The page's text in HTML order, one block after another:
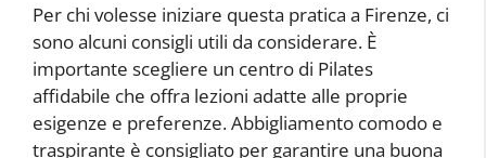
Per chi volesse iniziare questa pratica a Firenze, ci
sono alcuni consigli utili da considerare. È
importante scegliere un centro di Pilates
affidabile che offra lezioni adatte alle proprie
esigenze e preferenze. Abbigliamento comodo e
traspirante è consigliato per garantire una buona